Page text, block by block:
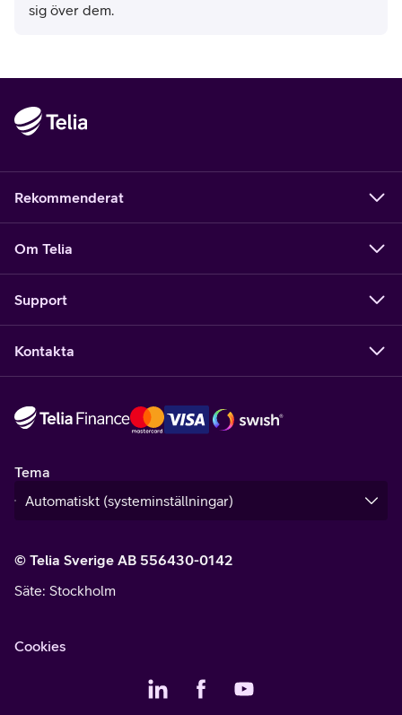
sig över dem.
Rekommenderat
Om Telia
Support
Kontakta
Tema
© Telia Sverige AB 556430-0142
Säte: Stockholm
Cookies